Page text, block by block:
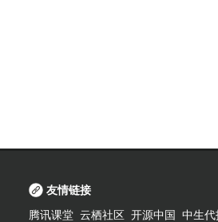
友情链接
腾讯课堂 云栖社区 开源中国 中生代